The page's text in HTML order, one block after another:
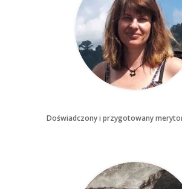
Doświadczony i przygotowany